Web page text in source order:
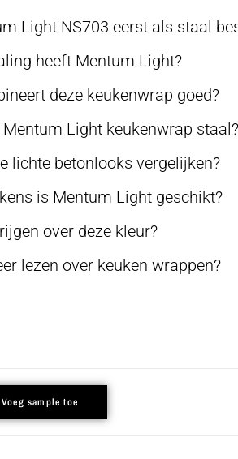
Light NS703 eerst als staal
heeft Mentum Light?
deze keukenwrap goed?
Light keukenwrap staal?
lichte betonlooks vergelijken?
is Mentum Light geschikt?
over deze kleur?
lezen over keuken wrappen?
Voeg sample toe